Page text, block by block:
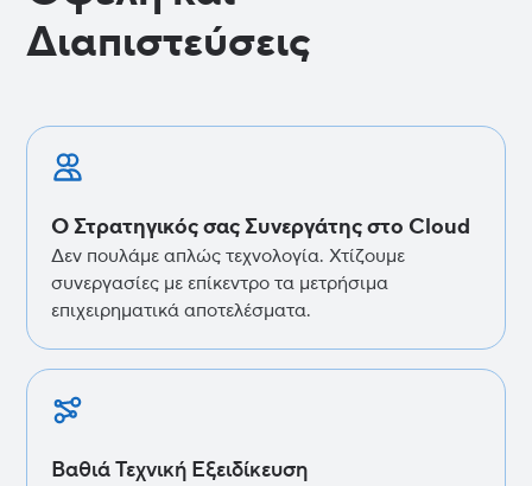
Διαπιστεύσεις
Ο Στρατηγικός σας Συνεργάτης στο Cloud
Δεν πουλάμε απλώς τεχνολογία. Χτίζουμε
συνεργασίες με επίκεντρο τα μετρήσιμα
επιχειρηματικά αποτελέσματα.
Βαθιά Τεχνική Εξειδίκευση